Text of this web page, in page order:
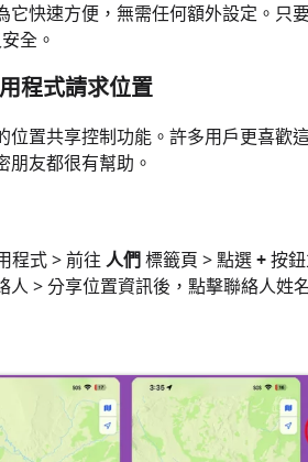
它快速方便，無需任何額外設定。只
全。
程式請求位置
位置共享控制功能。許多用戶更喜歡
朋友都很有幫助。
程式 > 前往人們標籤頁 > 點選+按
人 > 分享位置資訊後，點擊聯絡人姓